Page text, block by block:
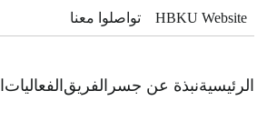
HBKU Website تواصلوا معنا
الرئيسيةنبذة عن جسر الفريق الفعاليات